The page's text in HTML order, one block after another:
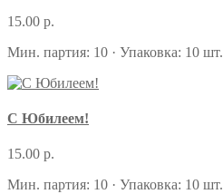
15.00 р.
Мин. партия: 10 · Упаковка: 10 шт.
С Юбилеем!
15.00 р.
Мин. партия: 10 · Упаковка: 10 шт.